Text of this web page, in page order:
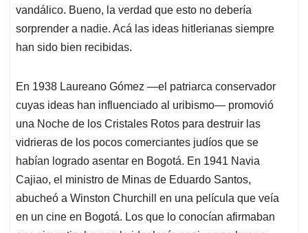
vandálico. Bueno, la verdad que esto no debería
sorprender a nadie. Acá las ideas hitlerianas siempre
han sido bien recibidas.
En 1938 Laureano Gómez —el patriarca conservador
cuyas ideas han influenciado al uribismo— promovió
una Noche de los Cristales Rotos para destruir las
vidrieras de los pocos comerciantes judíos que se
habían logrado asentar en Bogotá. En 1941 Navia
Cajiao, el ministro de Minas de Eduardo Santos,
abucheó a Winston Churchill en una película que veía
en un cine en Bogotá. Los que lo conocían afirmaban